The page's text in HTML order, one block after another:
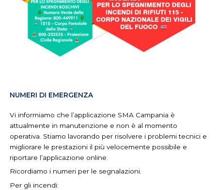
NUMERI DI EMERGENZA
Vi informiamo che l’applicazione SMA Campania è
attualmente in manutenzione e non è al momento
operativa. Stiamo lavorando per risolvere i problemi tecnici e
migliorare le prestazioni il più velocemente possibile e
riportare l’applicazione online.
Ricordiamo i numeri per le segnalazioni.
Per gli incendi: